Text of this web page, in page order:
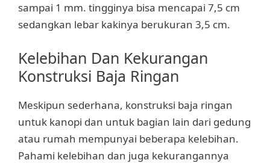
sampai 1 mm. tingginya bisa mencapai 7,5 cm
sedangkan lebar kakinya berukuran 3,5 cm.
Kelebihan Dan Kekurangan
Konstruksi Baja Ringan
Meskipun sederhana, konstruksi baja ringan
untuk kanopi dan untuk bagian lain dari gedung
atau rumah mempunyai beberapa kelebihan.
Pahami kelebihan dan juga kekurangannya